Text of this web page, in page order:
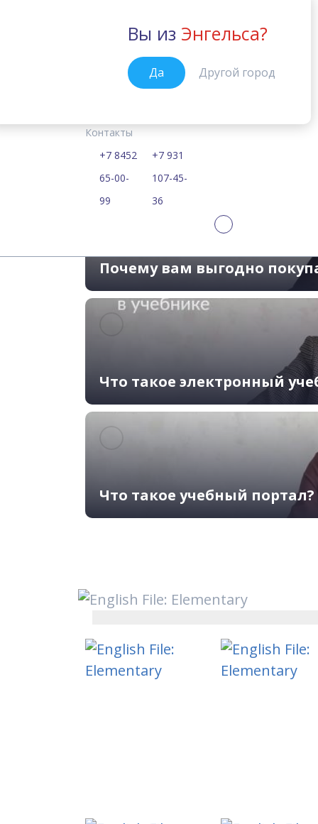
Энгельс
Вы из Энгельса?
Да Другой город
Цены
Контакты
+7 8452
65-00-
99
+7 931
107-45-
36
Самые
Почему вам выгодно
Что такое электронный
Что такое учебный портал?